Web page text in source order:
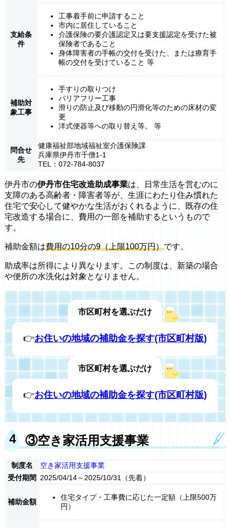
支給条
件
工事着手前に申請すること
市内に居住していること
介護保険の要介護認定又は要支援認定を受けた被
保険者であること
身体障害者の手帳の交付を受けた、または療育手
帳の交付を受けていること 等
補助対
象工事
手すりの取りつけ
バリアフリー工事
滑りの防止及び移動の円滑化等のための床材の変
更
洋式便器等への取り替え等。 等
問合せ
先
健康福祉部地域福祉室介護保険課
兵庫県伊丹市千僧1-1
TEL：072-784-8037
伊丹市の伊丹市住宅改造助成事業は、日常生活を営むのに
支障のある高齢者・障害者等が、生涯にわたり住み慣れた
住宅で安心して健やかな生活がおくれるように、既存の住
宅改造する場合に、費用の一部を補助するというもので
す。
補助金額は費用の10分の9（上限100万円）です。
助成率は所得により異なります。この制度は、新築の場合
や便所の水洗化は対象となりません。
市区町村を選ぶだけ
👉お住いの地域の補助金を探す(市区町村版)
市区町村を選ぶだけ
👉お住いの地域の補助金を探す(市区町村版)
③空き家活用支援事業
制度名
空き家活用支援事業
受付期間
2025/04/14～2025/10/31（先着）
補助金額
住宅タイプ・工事費に応じた一定額（上限500万
円）